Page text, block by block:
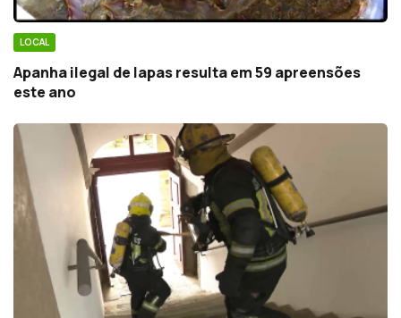
LOCAL
Apanha ilegal de lapas resulta em 59 apreensões
este ano